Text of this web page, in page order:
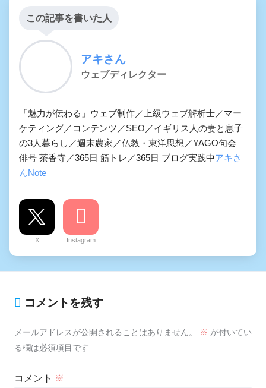
この記事を書いた人
アキさん
ウェブディレクター
「魅力が伝わる」ウェブ制作／上級ウェブ解析士／マー
ケティング／コンテンツ／SEO／イギリス人の妻と息子
の3人暮らし／週末農家／仏教・東洋思想／YAGO句会
俳号 茶香寺／365日 筋トレ／365日 ブログ実践中アキさ
んNote
X Instagram
コメントを残す
メールアドレスが公開されることはありません。 ※ が付いてい
る欄は必須項目です
コメント ※